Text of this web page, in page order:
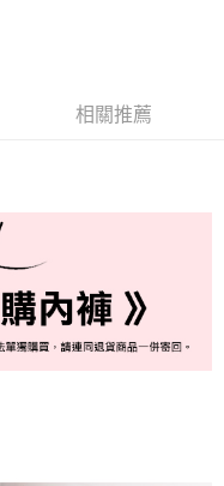
查看運費
相關推薦